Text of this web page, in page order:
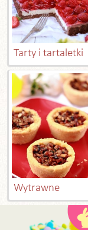
Tarty i tartaletki
Wytrawne